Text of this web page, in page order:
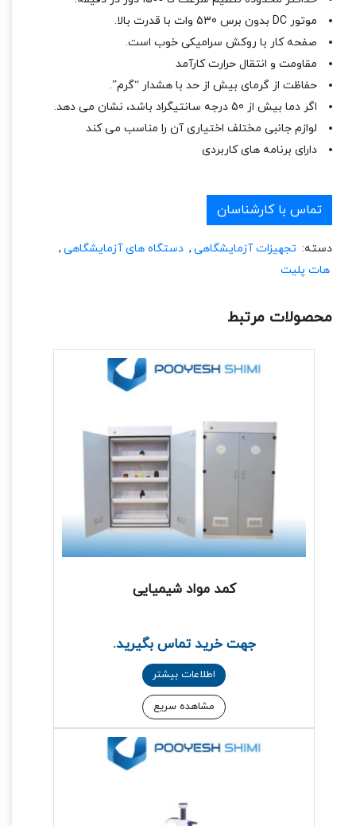
موتور DC بدون برس 530 وات با قدرت بالا.
صفحه کار با روکش سرامیکی خوب است.
مقاومت و انتقال حرارت کارآمد
حفاظت از گرمای بیش از حد با هشدار “گرم”.
اگر دما بیش از 50 درجه سانتیگراد باشد، نشان می دهد.
لوازم جانبی مختلف اختیاری آن را مناسب می کند
دارای برنامه های کاربردی
تماس با کارشناسان
دسته: تجهیزات آزمایشگاهی , دستگاه های آزمایشگاهی ,
هات پلیت
محصولات مرتبط
کمد مواد شیمیایی
جهت خرید تماس بگیرید.
اطلاعات بیشتر
مشاهده سریع